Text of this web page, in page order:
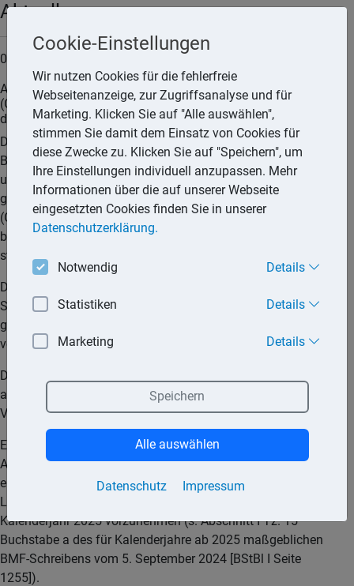
Aktuell
01.01.2025
Aufteilung eines einheitlichen Sozialversicherungsbeitrags
(Globalbeitrag) - Anpassung der Aufteilungsmaßstäbe für
den Veranlagungszeitraum 2025
Das Bundesfinanzministerium hat bezogen auf die Länder
Belgien, Irland, Lettland, Malta, Norwegen, Portugal, Spanien
und Zypern veröffentlicht, wie die vom Steuerpflichtigen
geleisteten einheitlichen Sozialversicherungsbeiträge
(Globalbeiträge) zur Ermittlung der steuerlich
berücksichtigungsfähigen Vorsorgeaufwendungen
staatenbezogen aufzuteilen sind.
Die Aufteilung von Globalbeiträgen, die an
Sozialversicherungsträger in Ländern außerhalb Europas
geleistet werden, ist nach den Umständen des Einzelfalls
vorzunehmen.
Die Tabellen sind für den Veranlagungszeitraum 2025
anzuwenden. Sie gelten für den gesamten
Veranlagungszeitraum.
Eine entsprechende Aufteilung ist hinsichtlich der
Altersvorsorgeaufwendungen auch bei der Ausstellung von
elektronischen Lohnsteuerbescheinigungen und Besonderen
Lohnsteuerbescheinigungen durch den Arbeitgeber für das
Kalenderjahr 2025 vorzunehmen (s. Abschnitt I Tz. 15
Buchstabe a des für Kalenderjahre ab 2025 maßgeblichen
BMF-Schreibens vom 5. September 2024 [BStBl I Seite
1255]).
Cookie-Einstellungen
Wir nutzen Cookies für die fehlerfreie
Webseitenanzeige, zur Zugriffsanalyse und für
Marketing. Klicken Sie auf "Alle auswählen",
stimmen Sie damit dem Einsatz von Cookies für
diese Zwecke zu. Klicken Sie auf "Speichern", um
Ihre Einstellungen individuell anzupassen. Mehr
Informationen über die auf unserer Webseite
eingesetzten Cookies finden Sie in unserer
Datenschutzerklärung.
Notwendig Details
Statistiken Details
Marketing Details
Datenschutz Impressum
Speichern
Alle auswählen